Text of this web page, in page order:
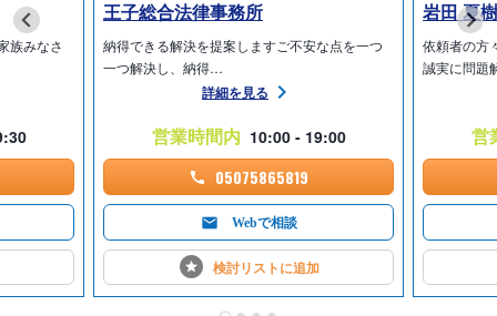
族みなさ
王子総合法律事務所
納得できる解決を提案しますご不安な点を一つ
一つ解決し、納得…
詳細を見る
営業時間内 10:00 - 19:00
05075865819
Webで相談
検討リストに追加
岩田 夏
依頼者の方
誠実に問題
営